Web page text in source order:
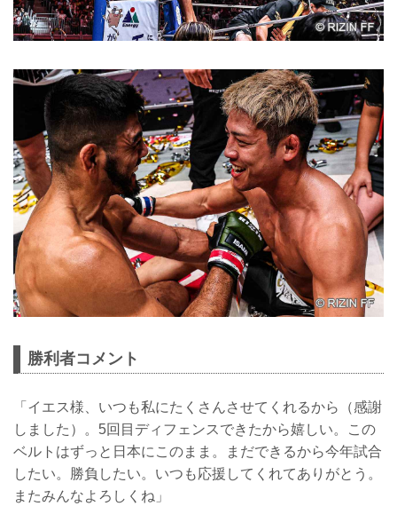
勝利者コメント
「イエス様、いつも私にたくさんさせてくれるから（感謝
しました）。5回目ディフェンスできたから嬉しい。この
ベルトはずっと日本にこのまま。まだできるから今年試合
したい。勝負したい。いつも応援してくれてありがとう。
またみんなよろしくね」